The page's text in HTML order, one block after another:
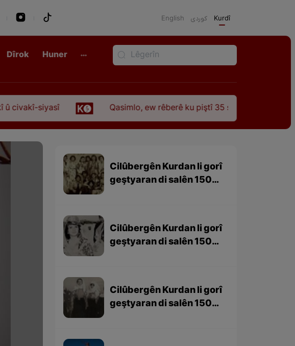
English كوردی Kurdî
Dîrok Huner
Qasimlo, ew rêberê ku piştî 35 sal ji şehîdbûna wî hê jî rêbaza wî
Cilûbergên Kurdan li gorî
geştyaran di salên 1501-
Cilûbergên Kurdan li gorî
geştyaran di salên 1501-
Cilûbergên Kurdan li gorî
geştyaran di salên 1501-